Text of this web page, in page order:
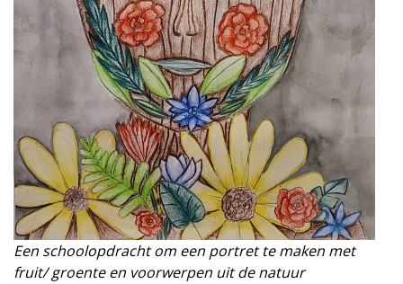
Een schoolopdracht om een portret te maken met
fruit/ groente en voorwerpen uit de natuur